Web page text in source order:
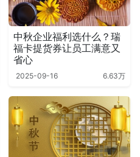
中秋企业福利选什么？瑞
福卡提货券让员工满意又
省心
2025-09-16 6.63万